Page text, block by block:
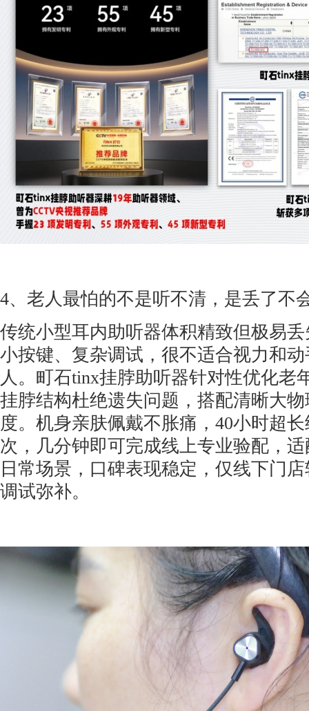
4、老人最怕的不是听不清，是丢了不
传统小型耳内助听器体积精致但极易
小按键、复杂调试，很不适合视力和
人。町石tinx挂脖助听器针对性优化老
挂脖结构杜绝遗失问题，搭配清晰大
度。机身亲肤佩戴不胀痛，40小时超
次，几分钟即可完成线上专业验配，
日常场景，口碑表现稳定，仅线下门
调试弥补。